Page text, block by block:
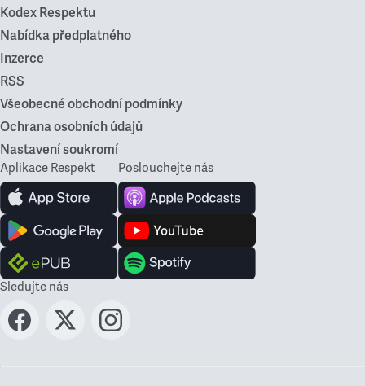
Kodex Respektu
Nabídka předplatného
Inzerce
RSS
Všeobecné obchodní podmínky
Ochrana osobních údajů
Nastavení soukromí
Aplikace Respekt Poslouchejte nás
Sledujte nás